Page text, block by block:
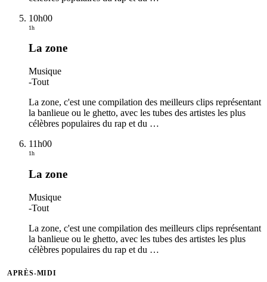
10h00
1h
La zone
Musique
-Tout
La zone, c'est une compilation des meilleurs clips représentant
la banlieue ou le ghetto, avec les tubes des artistes les plus
célèbres populaires du rap et du …
11h00
1h
La zone
Musique
-Tout
La zone, c'est une compilation des meilleurs clips représentant
la banlieue ou le ghetto, avec les tubes des artistes les plus
célèbres populaires du rap et du …
APRÈS-MIDI